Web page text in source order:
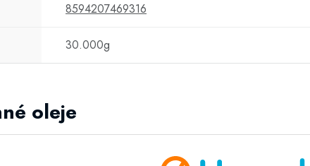
8594207469316
30.000g
oleje